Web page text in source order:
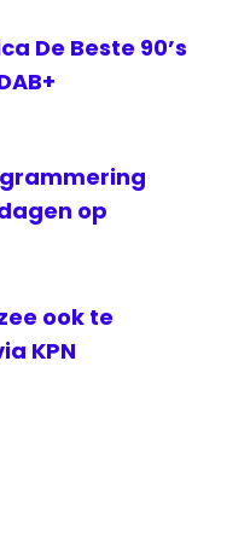
De Beste 90’s
op
ook te
KPN